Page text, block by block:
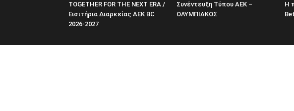
TOGETHER FOR THE NEXT ERA /
Εισιτήρια Διαρκείας AEK BC
2026-2027
Συνέντευξη Τύπου ΑΕΚ –
ΟΛΥΜΠΙΑΚΟΣ
Η